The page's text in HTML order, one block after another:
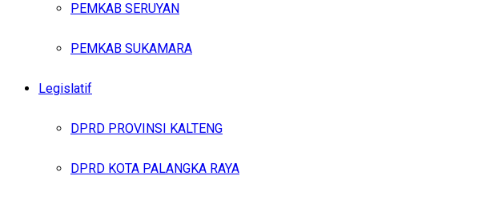
PEMKAB SERUYAN
PEMKAB SUKAMARA
Legislatif
DPRD PROVINSI KALTENG
DPRD KOTA PALANGKA RAYA